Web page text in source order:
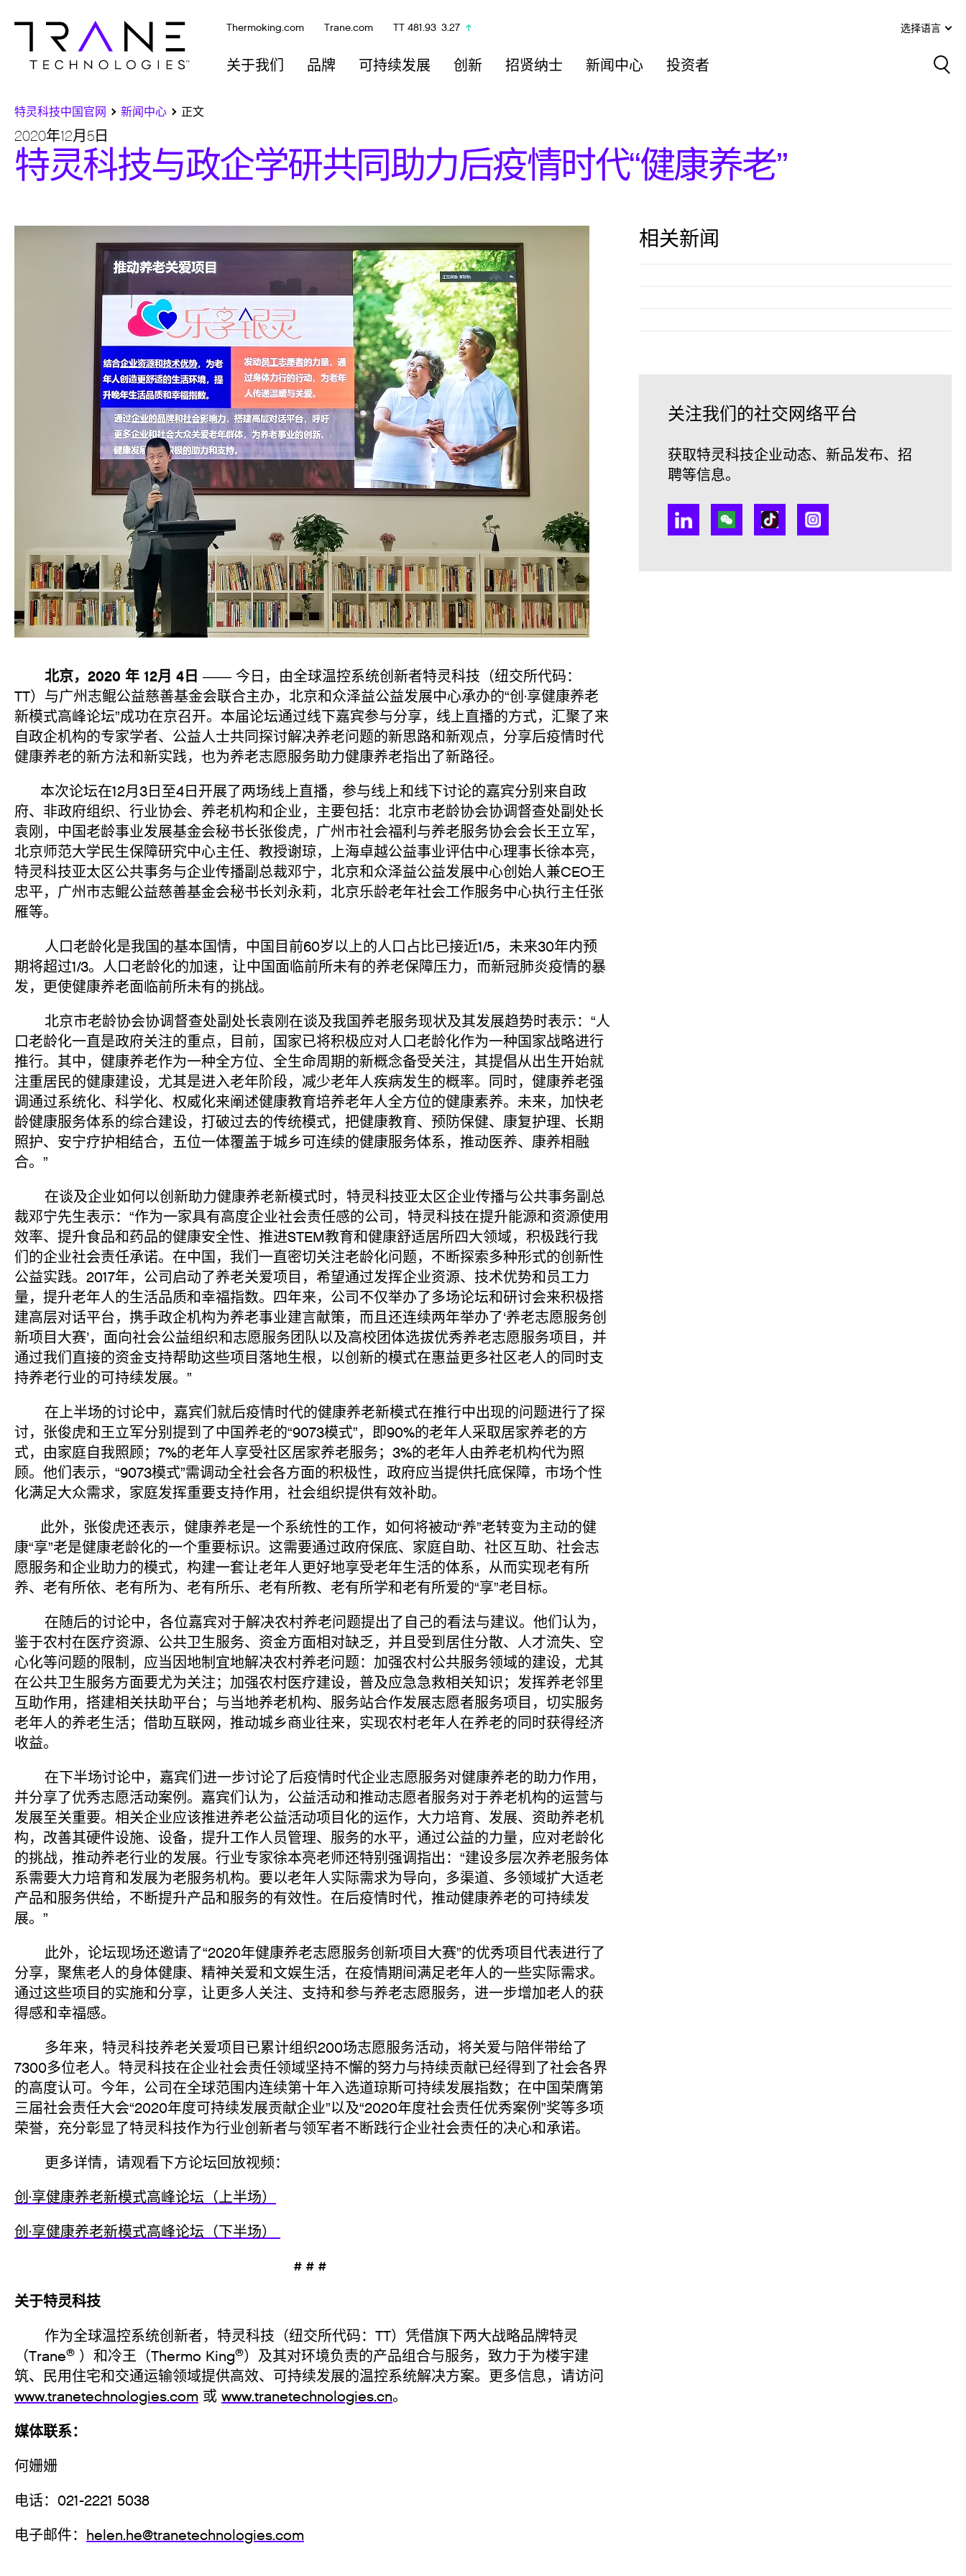
关于我们 品牌 可持续发展 创新 招贤纳士 新闻中心 投资者
选择语言
Thermoking.com Trane.com TT 481.93 3.27
特灵科技中国官网 新闻中心 正文
2020年12月5日
特灵科技与政企学研共同助力后疫情时代“健康养老”
北京，2020 年 12月 4日 —— 今日，由全球温控系统创新者特灵科技（纽交所代码：
TT）与广州志鲲公益慈善基金会联合主办，北京和众泽益公益发展中心承办的“创·享健康养老
新模式高峰论坛”成功在京召开。本届论坛通过线下嘉宾参与分享，线上直播的方式，汇聚了来
自政企机构的专家学者、公益人士共同探讨解决养老问题的新思路和新观点，分享后疫情时代
健康养老的新方法和新实践，也为养老志愿服务助力健康养老指出了新路径。
本次论坛在12月3日至4日开展了两场线上直播，参与线上和线下讨论的嘉宾分别来自政
府、非政府组织、行业协会、养老机构和企业，主要包括：北京市老龄协会协调督查处副处长
袁刚，中国老龄事业发展基金会秘书长张俊虎，广州市社会福利与养老服务协会会长王立军，
北京师范大学民生保障研究中心主任、教授谢琼，上海卓越公益事业评估中心理事长徐本亮，
特灵科技亚太区公共事务与企业传播副总裁邓宁，北京和众泽益公益发展中心创始人兼CEO王
忠平，广州市志鲲公益慈善基金会秘书长刘永莉，北京乐龄老年社会工作服务中心执行主任张
雁等。
人口老龄化是我国的基本国情，中国目前60岁以上的人口占比已接近1/5，未来30年内预
期将超过1/3。人口老龄化的加速，让中国面临前所未有的养老保障压力，而新冠肺炎疫情的暴
发，更使健康养老面临前所未有的挑战。
北京市老龄协会协调督查处副处长袁刚在谈及我国养老服务现状及其发展趋势时表示：“人
口老龄化一直是政府关注的重点，目前，国家已将积极应对人口老龄化作为一种国家战略进行
推行。其中，健康养老作为一种全方位、全生命周期的新概念备受关注，其提倡从出生开始就
注重居民的健康建设，尤其是进入老年阶段，减少老年人疾病发生的概率。同时，健康养老强
调通过系统化、科学化、权威化来阐述健康教育培养老年人全方位的健康素养。未来，加快老
龄健康服务体系的综合建设，打破过去的传统模式，把健康教育、预防保健、康复护理、长期
照护、安宁疗护相结合，五位一体覆盖于城乡可连续的健康服务体系，推动医养、康养相融
合。”
在谈及企业如何以创新助力健康养老新模式时，特灵科技亚太区企业传播与公共事务副总
裁邓宁先生表示：“作为一家具有高度企业社会责任感的公司，特灵科技在提升能源和资源使用
效率、提升食品和药品的健康安全性、推进STEM教育和健康舒适居所四大领域，积极践行我
们的企业社会责任承诺。在中国，我们一直密切关注老龄化问题，不断探索多种形式的创新性
公益实践。2017年，公司启动了养老关爱项目，希望通过发挥企业资源、技术优势和员工力
量，提升老年人的生活品质和幸福指数。四年来，公司不仅举办了多场论坛和研讨会来积极搭
建高层对话平台，携手政企机构为养老事业建言献策，而且还连续两年举办了‘养老志愿服务创
新项目大赛’，面向社会公益组织和志愿服务团队以及高校团体选拔优秀养老志愿服务项目，并
通过我们直接的资金支持帮助这些项目落地生根，以创新的模式在惠益更多社区老人的同时支
持养老行业的可持续发展。”
在上半场的讨论中，嘉宾们就后疫情时代的健康养老新模式在推行中出现的问题进行了探
讨，张俊虎和王立军分别提到了中国养老的“9073模式”，即90%的老年人采取居家养老的方
式，由家庭自我照顾；7%的老年人享受社区居家养老服务；3%的老年人由养老机构代为照
顾。他们表示，“9073模式”需调动全社会各方面的积极性，政府应当提供托底保障，市场个性
化满足大众需求，家庭发挥重要支持作用，社会组织提供有效补助。
此外，张俊虎还表示，健康养老是一个系统性的工作，如何将被动“养”老转变为主动的健
康“享”老是健康老龄化的一个重要标识。这需要通过政府保底、家庭自助、社区互助、社会志
愿服务和企业助力的模式，构建一套让老年人更好地享受老年生活的体系，从而实现老有所
养、老有所依、老有所为、老有所乐、老有所教、老有所学和老有所爱的“享”老目标。
在随后的讨论中，各位嘉宾对于解决农村养老问题提出了自己的看法与建议。他们认为，
鉴于农村在医疗资源、公共卫生服务、资金方面相对缺乏，并且受到居住分散、人才流失、空
心化等问题的限制，应当因地制宜地解决农村养老问题：加强农村公共服务领域的建设，尤其
在公共卫生服务方面要尤为关注；加强农村医疗建设，普及应急急救相关知识；发挥养老邻里
互助作用，搭建相关扶助平台；与当地养老机构、服务站合作发展志愿者服务项目，切实服务
老年人的养老生活；借助互联网，推动城乡商业往来，实现农村老年人在养老的同时获得经济
收益。
在下半场讨论中，嘉宾们进一步讨论了后疫情时代企业志愿服务对健康养老的助力作用，
并分享了优秀志愿活动案例。嘉宾们认为，公益活动和推动志愿者服务对于养老机构的运营与
发展至关重要。相关企业应该推进养老公益活动项目化的运作，大力培育、发展、资助养老机
构，改善其硬件设施、设备，提升工作人员管理、服务的水平，通过公益的力量，应对老龄化
的挑战，推动养老行业的发展。行业专家徐本亮老师还特别强调指出：“建设多层次养老服务体
系需要大力培育和发展为老服务机构。要以老年人实际需求为导向，多渠道、多领域扩大适老
产品和服务供给，不断提升产品和服务的有效性。在后疫情时代，推动健康养老的可持续发
展。”
此外，论坛现场还邀请了“2020年健康养老志愿服务创新项目大赛”的优秀项目代表进行了
分享，聚焦老人的身体健康、精神关爱和文娱生活，在疫情期间满足老年人的一些实际需求。
通过这些项目的实施和分享，让更多人关注、支持和参与养老志愿服务，进一步增加老人的获
得感和幸福感。
多年来，特灵科技养老关爱项目已累计组织200场志愿服务活动，将关爱与陪伴带给了
7300多位老人。特灵科技在企业社会责任领域坚持不懈的努力与持续贡献已经得到了社会各界
的高度认可。今年，公司在全球范围内连续第十年入选道琼斯可持续发展指数；在中国荣膺第
三届社会责任大会“2020年度可持续发展贡献企业”以及“2020年度社会责任优秀案例”奖等多项
荣誉，充分彰显了特灵科技作为行业创新者与领军者不断践行企业社会责任的决心和承诺。
更多详情，请观看下方论坛回放视频：
创·享健康养老新模式高峰论坛（上半场）
创·享健康养老新模式高峰论坛（下半场）
# # #
关于特灵科技
作为全球温控系统创新者，特灵科技（纽交所代码：TT）凭借旗下两大战略品牌特灵
（Trane® ）和冷王（Thermo King®）及其对环境负责的产品组合与服务，致力于为楼宇建
筑、民用住宅和交通运输领域提供高效、可持续发展的温控系统解决方案。更多信息，请访问
www.tranetechnologies.com 或 www.tranetechnologies.cn。
媒体联系：
何姗姗
电话：021-2221 5038
电子邮件： helen.he@tranetechnologies.com
相关新闻
关注我们的社交网络平台
获取特灵科技企业动态、新品发布、招
聘等信息。